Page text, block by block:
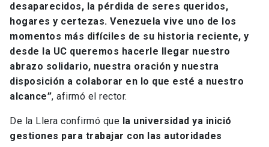
desaparecidos, la pérdida de seres queridos,
hogares y certezas. Venezuela vive uno de los
momentos más difíciles de su historia reciente, y
desde la UC queremos hacerle llegar nuestro
abrazo solidario, nuestra oración y nuestra
disposición a colaborar en lo que esté a nuestro
alcance”, afirmó el rector.
De la Llera confirmó que la universidad ya inició
gestiones para trabajar con las autoridades